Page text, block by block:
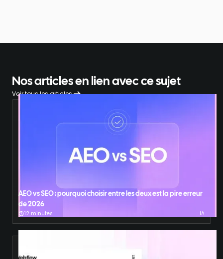
Nos articles en lien avec ce sujet
Voir tous les articles
AEO vs SEO : pourquoi choisir entre les deux est la pire erreur
de 2026
12 minutes IA